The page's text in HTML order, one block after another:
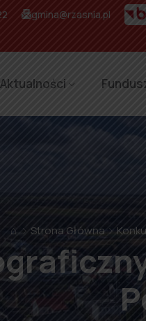
gmina@rzasnia.pl
Aktualności
⌂ Strona Główna